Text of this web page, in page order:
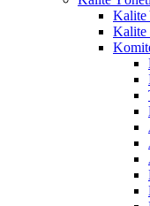
Kalite
Kalite